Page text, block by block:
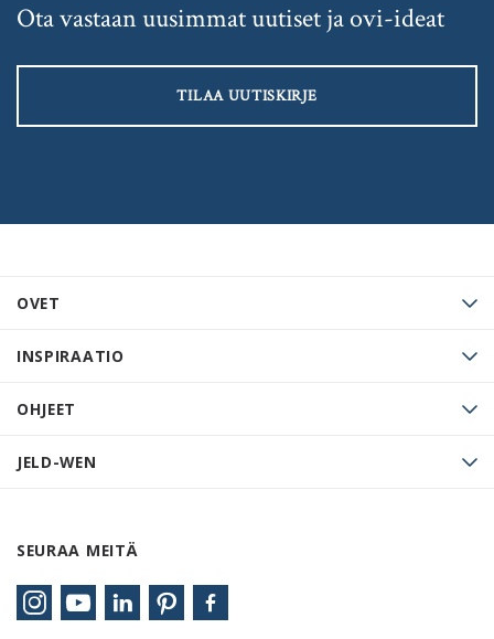
OVET
INSPIRAATIO
OHJEET
JELD-WEN
SEURAA MEITÄ
Ota vastaan uusimmat uutiset ja ovi-ideat
TILAA UUTISKIRJE